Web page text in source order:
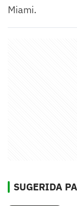
Miami.
SUGERIDA